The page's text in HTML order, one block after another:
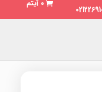
0 آیتم